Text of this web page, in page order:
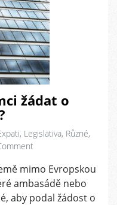
žádat o
, Legislativa, Různé,
mohou
třetizemci
žádat
mimo Evropskou
ambasádě nebo
aby podal žádost o